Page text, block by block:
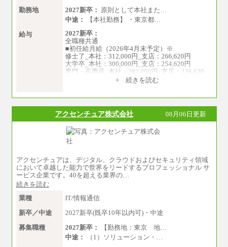
〔契約社員〕
東京 ：時給1,226円～1,400円
横浜 ：時給1,225円～
川口 ：時給1,150円～
大阪 ：時給1,177円～1,400円
佐世保：時給1,035円～
沖縄 ：時給1,025円～1,350円
※給与は実務経験・職種・配属部署によって異
勤務地
2027新卒：
原則として本社また…
中途：
【本社勤務】 ・東京都…
給与
2027新卒：
全職種共通
■初任給月給（2026年4月末予定）※
修士了_本社：312,000円_支店：266,620円
大学卒_本社：300,000円_支店：254,620円
専門・高専卒_本社：282,000円_支店：236,620
月給（本社）：213,030円＋諸手当
月給（支店）：164,920円～189,700円＋諸手当
※上記はフルタイム勤務で残業ゼロの場合の標
準的な月額モデルとして掲載。
年収（本社）：330万～380万（フルタイムで標
準的なボーナス込みの金額です。上限金額は全
社平均20時間の残業込み）
年収（支店）：260万～340万（フルタイムで標
社平均20時間の残業込み）
※年1回評価に応じて昇給有り。(上限あり)
※雇用形態についての補足：事務系職務限定の
正社員となります
+ 続きを読む
アクセンチュア株式会社 08月06日更新
アクセンチュアは、デジタル、クラウドおよびセキュリティ領域
において卓越した能力で世界をリードするプロフェッショナル サ
ービス企業です。40を超える業界の…
続きを読む
業種
IT/情報通信
新卒／中途
2027新卒(既卒10年以内可)・中途
募集職種
2027新卒：
【勤務地：東京 地…
中途：
（1）ソリューション・…